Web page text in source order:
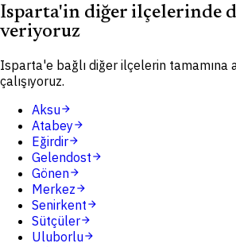
Isparta'in diğer ilçelerinde
veriyoruz
Isparta'e bağlı diğer ilçelerin tamamına
çalışıyoruz.
Aksuarrow_forward
Atabeyarrow_forward
Eğirdirarrow_forward
Gelendostarrow_forward
Gönenarrow_forward
Merkezarrow_forward
Senirkentarrow_forward
Sütçülerarrow_forward
Uluborluarrow_forward